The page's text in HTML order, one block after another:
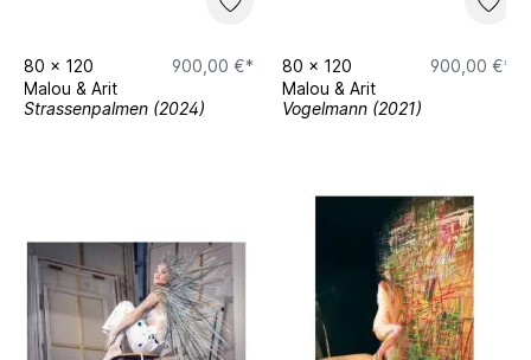
80 x 120
900,00 €*
Malou & Arit
Strassenpalmen (2024)
80 x 120
900,00 €*
Malou & Arit
Vogelmann (2021)